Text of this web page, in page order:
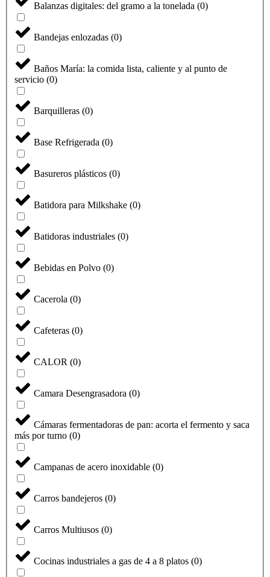
Balanzas digitales: del gramo a la tonelada (0)
Bandejas enlozadas (0)
Baños María: la comida lista, caliente y al punto de
servicio (0)
Barquilleras (0)
Base Refrigerada (0)
Basureros plásticos (0)
Batidora para Milkshake (0)
Batidoras industriales (0)
Bebidas en Polvo (0)
Cacerola (0)
Cafeteras (0)
CALOR (0)
Camara Desengrasadora (0)
Cámaras fermentadoras de pan: acorta el fermento y saca
más por turno (0)
Campanas de acero inoxidable (0)
Carros bandejeros (0)
Carros Multiusos (0)
Cocinas industriales a gas de 4 a 8 platos (0)